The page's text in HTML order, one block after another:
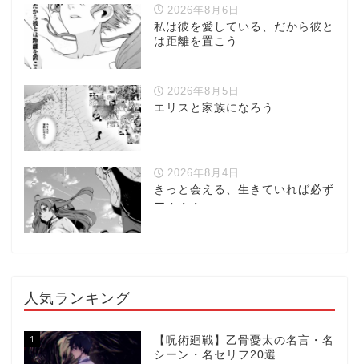
2026年8月6日
私は彼を愛している、だから彼と
は距離を置こう
2026年8月5日
エリスと家族になろう
2026年8月4日
きっと会える、生きていれば必ず
ー・・・
人気ランキング
1
【呪術廻戦】乙骨憂太の名言・名
シーン・名セリフ20選